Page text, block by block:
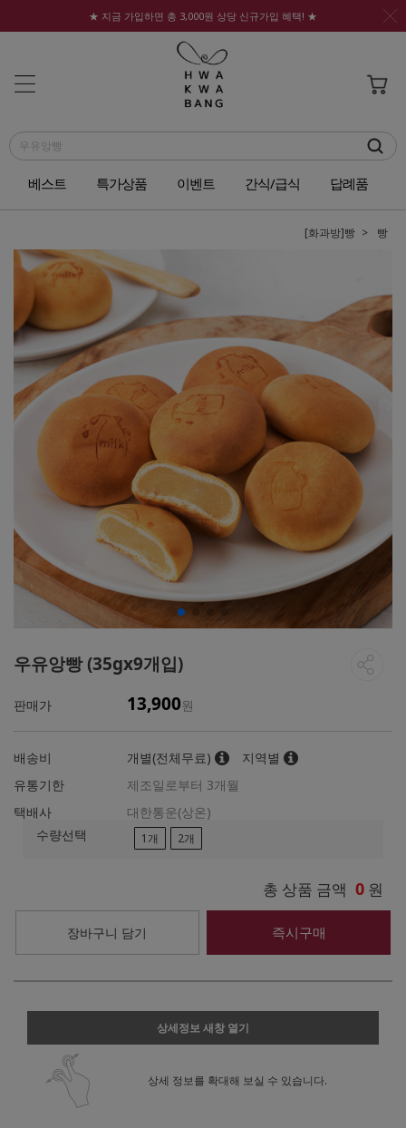
★ 지금 가입하면 총 3,000원 상당 신규가입 혜택! ★
베스트 특가상품 이벤트 간식/급식 답례품
[화과방]빵 빵
우유앙빵 (35gx9개입)
판매가 13,900원
배송비 개별(전체무료)
지역별
유통기한
제조일로부터 3개월
택배사
대한통운(상온)
수량선택
1개 2개
총 상품 금액 0 원
장바구니 담기 즉시구매
상세정보 새창 열기
상세 정보를 확대해 보실 수 있습니다.